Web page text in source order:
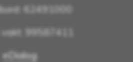
62491000
vakt: 99587411
eDialog